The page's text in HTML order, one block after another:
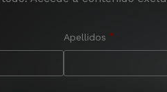
Apellidos